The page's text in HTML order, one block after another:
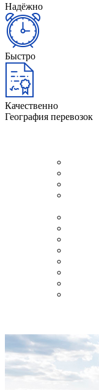
Надёжно
Быстро
Качественно
География перевозок